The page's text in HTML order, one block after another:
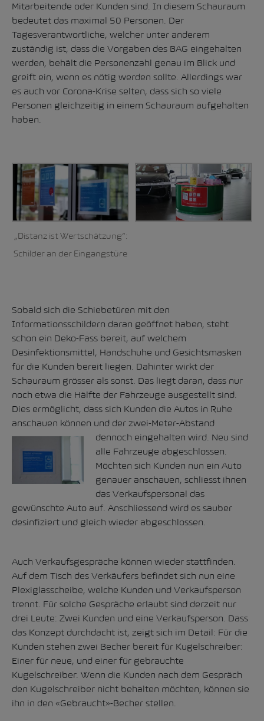
Mitarbeitende oder Kunden sind. In diesem Schauraum
bedeutet das maximal 50 Personen. Der
Tagesverantwortliche, welcher unter anderem
zuständig ist, dass die Vorgaben des BAG eingehalten
werden, behält die Personenzahl genau im Blick und
greift ein, wenn es nötig werden sollte. Allerdings war
es auch vor Corona-Krise selten, dass sich so viele
Personen gleichzeitig in einem Schauraum aufgehalten
haben.
„Distanz ist Wertschätzung“:
Schilder an der Eingangstüre
Sobald sich die Schiebetüren mit den
Informationsschildern daran geöffnet haben, steht
schon ein Deko-Fass bereit, auf welchem
Desinfektionsmittel, Handschuhe und Gesichtsmasken
für die Kunden bereit liegen. Dahinter wirkt der
Schauraum grösser als sonst. Das liegt daran, dass nur
noch etwa die Hälfte der Fahrzeuge ausgestellt sind.
Dies ermöglicht, dass sich Kunden die Autos in Ruhe
anschauen können und der zwei-Meter-Abstand
dennoch eingehalten wird. Neu sind
alle Fahrzeuge abgeschlossen.
Möchten sich Kunden nun ein Auto
genauer anschauen, schliesst ihnen
das Verkaufspersonal das
gewünschte Auto auf. Anschliessend wird es sauber
desinfiziert und gleich wieder abgeschlossen.
Auch Verkaufsgespräche können wieder stattfinden.
Auf dem Tisch des Verkäufers befindet sich nun eine
Plexiglasscheibe, welche Kunden und Verkaufsperson
trennt. Für solche Gespräche erlaubt sind derzeit nur
drei Leute: Zwei Kunden und eine Verkaufsperson. Dass
das Konzept durchdacht ist, zeigt sich im Detail: Für die
Kunden stehen zwei Becher bereit für Kugelschreiber:
Einer für neue, und einer für gebrauchte
Kugelschreiber. Wenn die Kunden nach dem Gespräch
den Kugelschreiber nicht behalten möchten, können sie
ihn in den «Gebraucht»-Becher stellen.